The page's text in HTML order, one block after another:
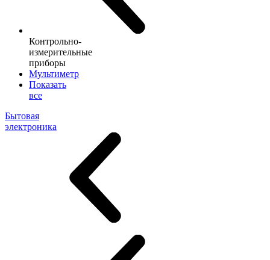
Контрольно-
измерительные
приборы
Мультиметр
Показать
все
Бытовая
электроника